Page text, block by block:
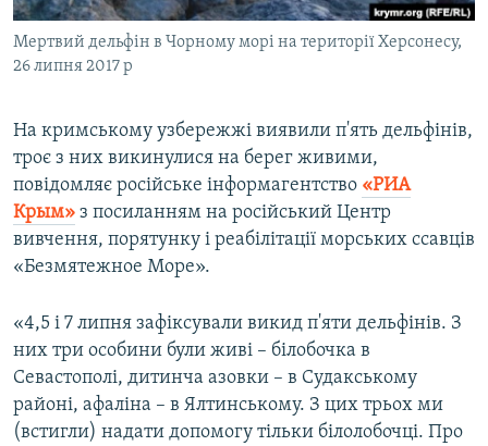
СВІДЧЕННЯ ОКУПАЦІЇ
УКРАЇНСЬКА ПРОБЛЕМА КРИМУ
Qırımtatar
Усі сайти RFE/RL
Мертвий дельфін в Чорному морі на території Херсонесу,
26 липня 2017 р
На кримському узбережжі виявили п'ять дельфінів,
троє з них викинулися на берег живими,
повідомляє російське інформагентство «РИА
Крым» з посиланням на російський Центр
вивчення, порятунку і реабілітації морських ссавців
«Безмятежное Море».
«4,5 і 7 липня зафіксували викид п'яти дельфінів. З
них три особини були живі – білобочка в
Севастополі, дитинча азовки – в Судакському
районі, афаліна – в Ялтинському. З цих трьох ми
(встигли) надати допомогу тільки білолобочці. Про